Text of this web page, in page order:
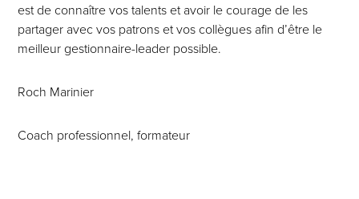
est de connaître vos talents et avoir le courage de les
partager avec vos patrons et vos collègues afin d’être le
meilleur gestionnaire-leader possible.
Roch Marinier
Coach professionnel, formateur